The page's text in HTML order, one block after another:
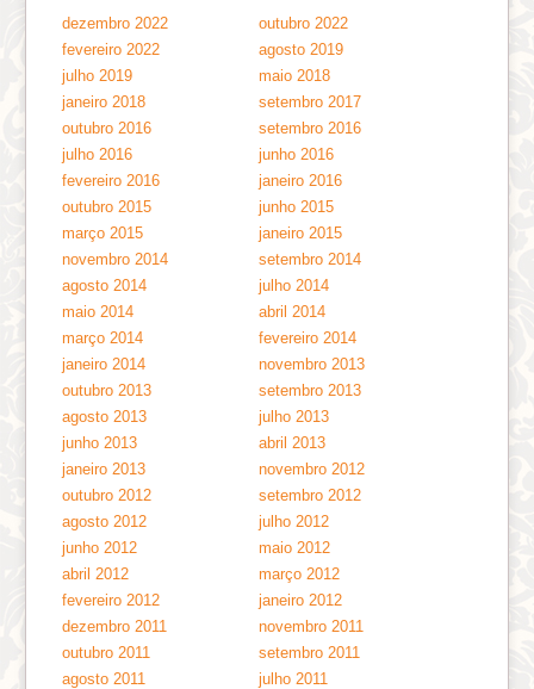
dezembro 2022
outubro 2022
fevereiro 2022
agosto 2019
julho 2019
maio 2018
janeiro 2018
setembro 2017
outubro 2016
setembro 2016
julho 2016
junho 2016
fevereiro 2016
janeiro 2016
outubro 2015
junho 2015
março 2015
janeiro 2015
novembro 2014
setembro 2014
agosto 2014
julho 2014
maio 2014
abril 2014
março 2014
fevereiro 2014
janeiro 2014
novembro 2013
outubro 2013
setembro 2013
agosto 2013
julho 2013
junho 2013
abril 2013
janeiro 2013
novembro 2012
outubro 2012
setembro 2012
agosto 2012
julho 2012
junho 2012
maio 2012
abril 2012
março 2012
fevereiro 2012
janeiro 2012
dezembro 2011
novembro 2011
outubro 2011
setembro 2011
agosto 2011
julho 2011